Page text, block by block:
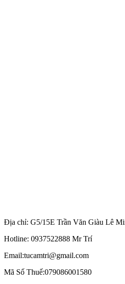
Địa chỉ: G5/15E Trần Văn Giàu Lê
Hotline: 0937522888 Mr Trí
Email:tucamtri@gmail.com
Mã Số Thuế:079086001580